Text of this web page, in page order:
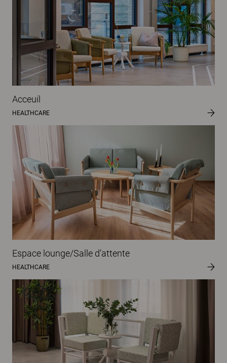
Acceuil
HEALTHCARE
Espace lounge/Salle d’attente
HEALTHCARE